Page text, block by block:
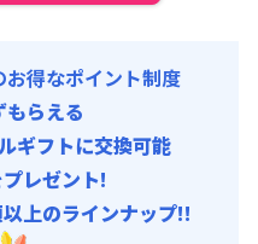
得なポイント制度
らえる
ギフトに交換可能
レゼント!
上のラインナップ!!